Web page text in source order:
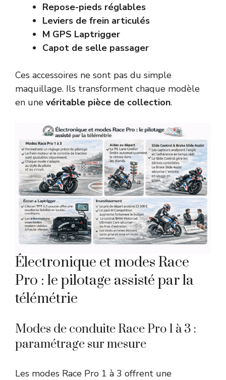
Repose-pieds réglables
Leviers de frein articulés
M GPS Laptrigger
Capot de selle passager
Ces accessoires ne sont pas du simple
maquillage. Ils transforment chaque modèle
en une véritable pièce de collection.
Électronique et modes Race
Pro : le pilotage assisté par la
télémétrie
Modes de conduite Race Pro 1 à 3 :
paramétrage sur mesure
Les modes Race Pro 1 à 3 offrent une